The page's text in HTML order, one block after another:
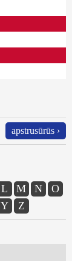
apstrusūrūs ›
L M N
O
Y Z